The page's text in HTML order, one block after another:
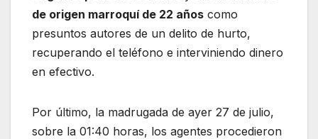
de origen marroquí de 22 años como
presuntos autores de un delito de hurto,
recuperando el teléfono e interviniendo dinero
en efectivo.
Por último, la madrugada de ayer 27 de julio,
sobre la 01:40 horas, los agentes procedieron